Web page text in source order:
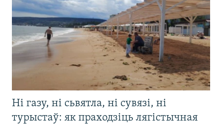
Ні газу, ні сьвятла, ні сувязі, ні
турыстаў: як праходзіць лягістычная